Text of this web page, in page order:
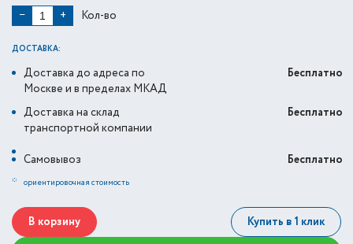
− + Кол-во
ДОСТАВКА:
Доставка до адреса по
Москве и в пределах МКАД
Бесплатно
Доставка на склад
транспортной компании
Бесплатно
Самовывоз
Бесплатно
* ориентировочная стоимость
В корзину Купить в 1 клик